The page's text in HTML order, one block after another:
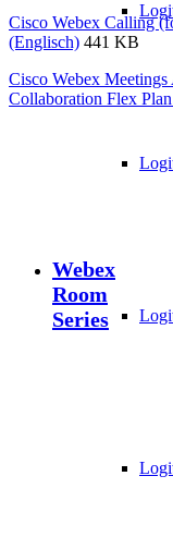
Cisco Webex Calling
(Englisch) 441 KB
Cisco Webex
Collaboration Flex
Webex
Room
Series